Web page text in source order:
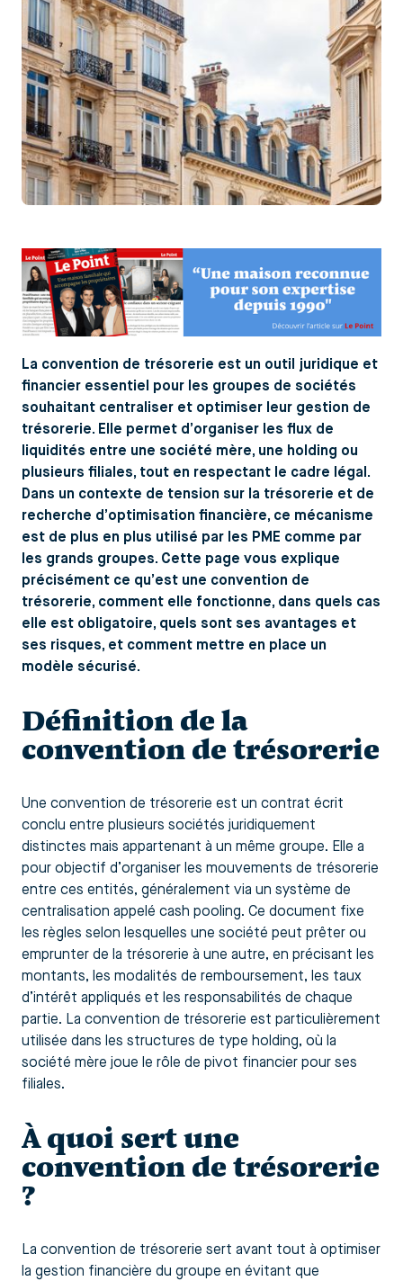
La convention de trésorerie est un outil juridique et
financier essentiel pour les groupes de sociétés
souhaitant centraliser et optimiser leur gestion de
trésorerie. Elle permet d’organiser les flux de
liquidités entre une société mère, une holding ou
plusieurs filiales, tout en respectant le cadre légal.
Dans un contexte de tension sur la trésorerie et de
recherche d’optimisation financière, ce mécanisme
est de plus en plus utilisé par les PME comme par
les grands groupes. Cette page vous explique
précisément ce qu’est une convention de
trésorerie, comment elle fonctionne, dans quels cas
elle est obligatoire, quels sont ses avantages et
ses risques, et comment mettre en place un
modèle sécurisé.
Définition de la
convention de trésorerie
Une convention de trésorerie est un contrat écrit
conclu entre plusieurs sociétés juridiquement
distinctes mais appartenant à un même groupe. Elle a
pour objectif d’organiser les mouvements de trésorerie
entre ces entités, généralement via un système de
centralisation appelé cash pooling. Ce document fixe
les règles selon lesquelles une société peut prêter ou
emprunter de la trésorerie à une autre, en précisant les
montants, les modalités de remboursement, les taux
d’intérêt appliqués et les responsabilités de chaque
partie. La convention de trésorerie est particulièrement
utilisée dans les structures de type holding, où la
société mère joue le rôle de pivot financier pour ses
filiales.
À quoi sert une
convention de trésorerie
?
La convention de trésorerie sert avant tout à optimiser
la gestion financière du groupe en évitant que